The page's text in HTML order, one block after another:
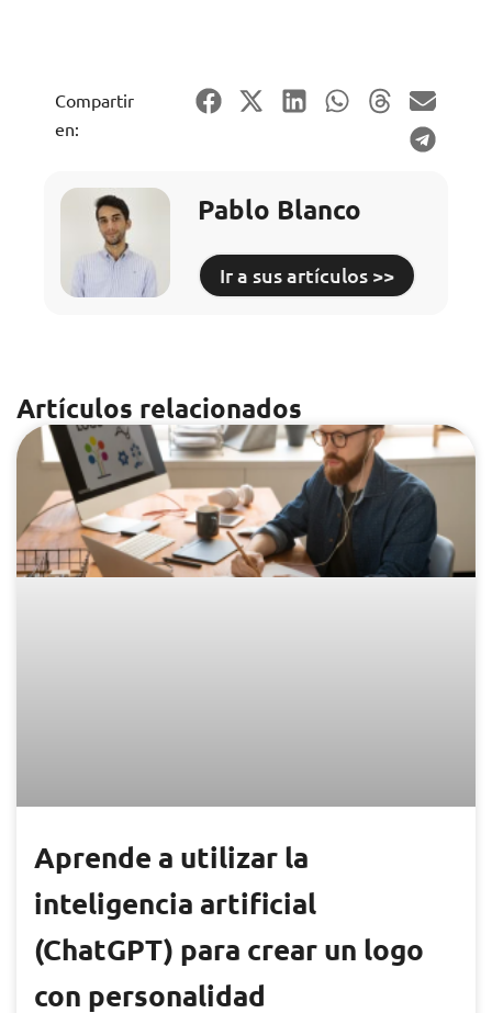
Compartir
en:
Pablo Blanco
Ir a sus artículos >>
Artículos relacionados
Aprende a utilizar la
inteligencia artificial
(ChatGPT) para crear un logo
con personalidad